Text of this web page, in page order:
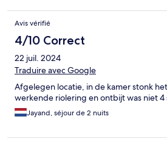
Avis vérifié
4/10 Correct
22 juil. 2024
Traduire avec Google
Afgelegen locatie, in de kamer stonk
werkende riolering en ontbijt was niet
Jayand, séjour de 2 nuits